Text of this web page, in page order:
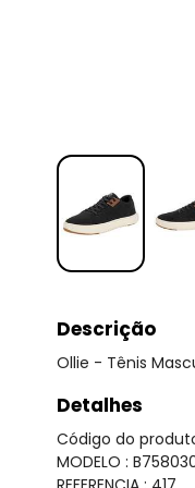
Descrição
Ollie - Tênis
Detalhes
Código do
MODELO :